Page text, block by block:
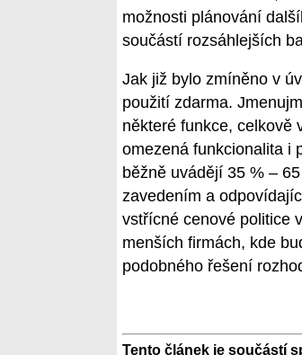
možnosti plánování
součástí rozsáhlejších
Jak již bylo zmíněno v
použití zdarma.
některé funkce, celkově
omezená funkcionalita i
běžně uvádějí 35 % –
zavedením a
vstřícné cenové politice
menších firmách, kde
podobného řešení
Tento článek je součástí